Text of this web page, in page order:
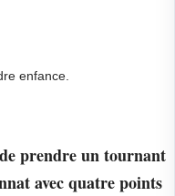
enfance.
prendre un tournant
avec quatre points